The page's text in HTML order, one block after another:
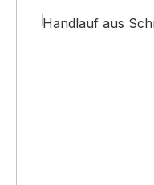
im Handlauf-